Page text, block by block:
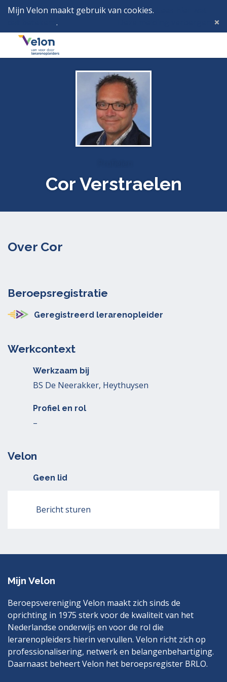
Mijn Velon maakt gebruik van cookies.
.
Menu
Cor Verstraelen
Over Cor
Beroepsregistratie
Geregistreerd lerarenopleider
Werkcontext
Werkzaam bij
BS De Neerakker, Heythuysen
Profiel en rol
–
Velon
Geen lid
Bericht sturen
Mijn Velon
Beroepsvereniging Velon maakt zich sinds de
oprichting in 1975 sterk voor de kwaliteit van het
Nederlandse onderwijs en voor de rol die
lerarenopleiders hierin vervullen. Velon richt zich op
professionalisering, netwerk en belangenbehartiging.
Daarnaast beheert Velon het beroepsregister BRLO.